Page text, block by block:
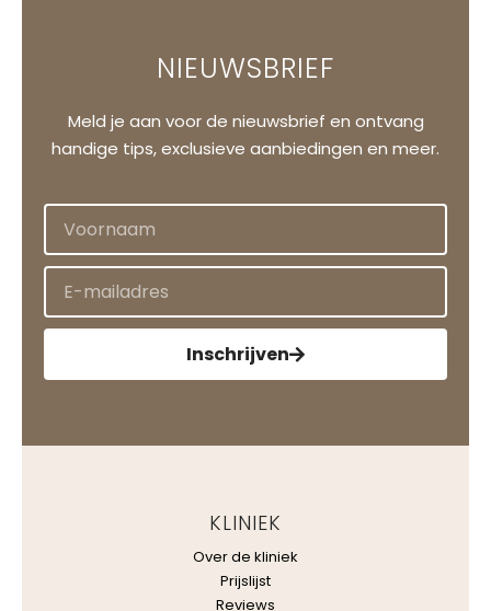
NIEUWSBRIEF
Meld je aan voor de nieuwsbrief en ontvang
handige tips, exclusieve aanbiedingen en meer.
Inschrijven
KLINIEK
Over de kliniek
Prijslijst
Reviews